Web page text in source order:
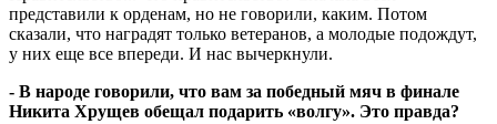
представили к орденам, но не говорили, каким. Потом
сказали, что наградят только ветеранов, а молодые подождут,
у них еще все впереди. И нас вычеркнули.
- В народе говорили, что вам за победный мяч в финале
Никита Хрущев обещал подарить «волгу». Это правда?